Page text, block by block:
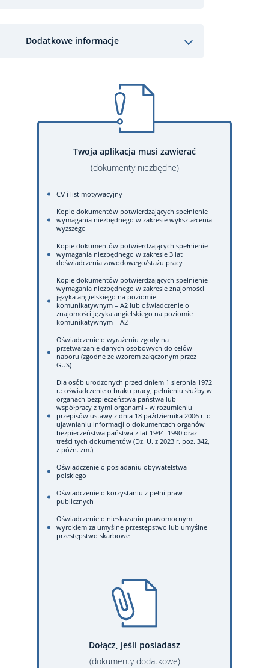
Dodatkowe informacje
Twoja aplikacja musi zawierać
(dokumenty niezbędne)
CV i list motywacyjny
Kopie dokumentów potwierdzających spełnienie
wymagania niezbędnego w zakresie wykształcenia
wyższego
Kopie dokumentów potwierdzających spełnienie
wymagania niezbędnego w zakresie 3 lat
doświadczenia zawodowego/stażu pracy
Kopie dokumentów potwierdzających spełnienie
wymagania niezbędnego w zakresie znajomości
języka angielskiego na poziomie
komunikatywnym – A2 lub oświadczenie o
znajomości języka angielskiego na poziomie
komunikatywnym – A2
Oświadczenie o wyrażeniu zgody na
przetwarzanie danych osobowych do celów
naboru (zgodne ze wzorem załączonym przez
GUS)
Dla osób urodzonych przed dniem 1 sierpnia 1972
r.: oświadczenie o braku pracy, pełnieniu służby w
organach bezpieczeństwa państwa lub
współpracy z tymi organami - w rozumieniu
przepisów ustawy z dnia 18 października 2006 r. o
ujawnianiu informacji o dokumentach organów
bezpieczeństwa państwa z lat 1944–1990 oraz
treści tych dokumentów (Dz. U. z 2023 r. poz. 342,
z późn. zm.)
Oświadczenie o posiadaniu obywatelstwa
polskiego
Oświadczenie o korzystaniu z pełni praw
publicznych
Oświadczenie o nieskazaniu prawomocnym
wyrokiem za umyślne przestępstwo lub umyślne
przestępstwo skarbowe
Dołącz, jeśli posiadasz
(dokumenty dodatkowe)